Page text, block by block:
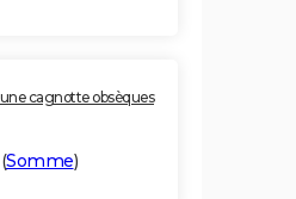
cagnotte obsèques
Somme)